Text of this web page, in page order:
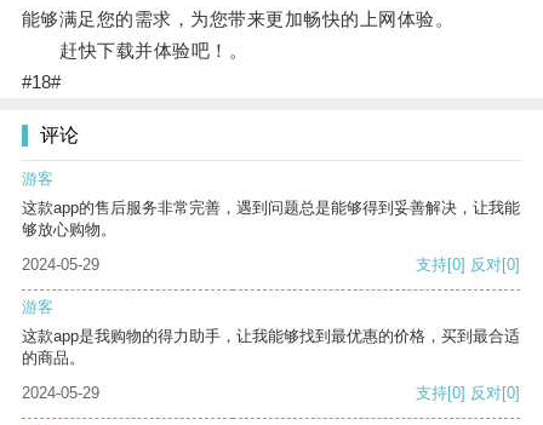
能够满足您的需求，为您带来更加畅快的上网体验。
赶快下载并体验吧！。
#18#
评论
游客
这款app的售后服务非常完善，遇到问题总是能够得到妥善解决，让我能
够放心购物。
2024-05-29
支持[0] 反对[0]
游客
这款app是我购物的得力助手，让我能够找到最优惠的价格，买到最合适
的商品。
2024-05-29
支持[0] 反对[0]